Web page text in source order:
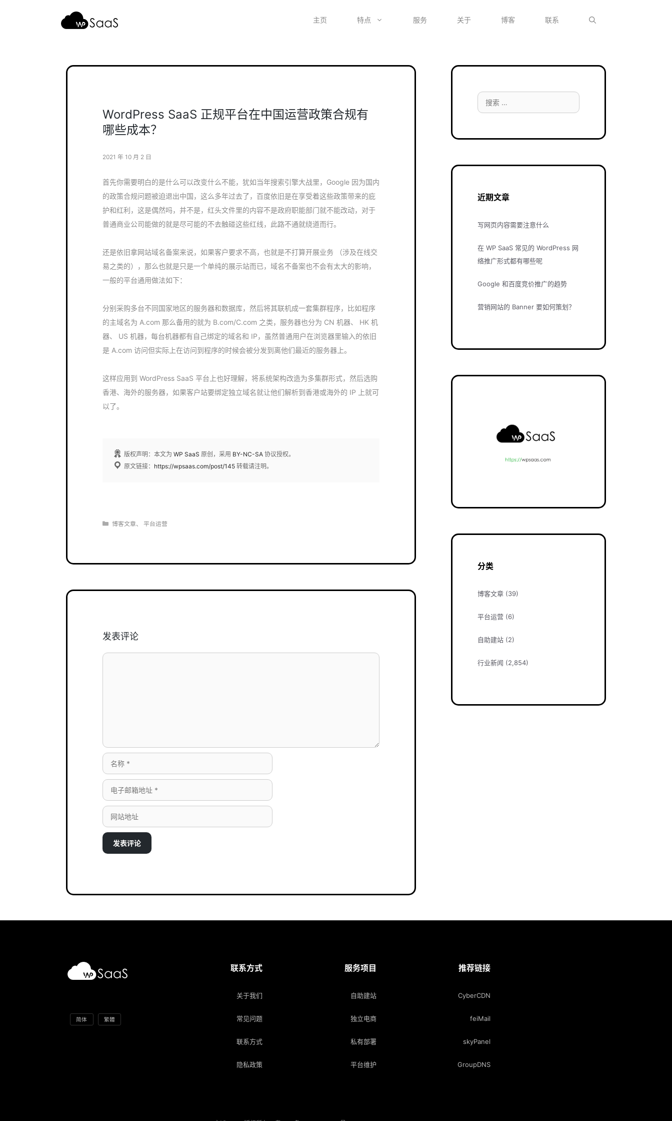
主页 特点 服务 关于 博客 联系
WordPress SaaS 正规平台在中国运营政策合规有
哪些成本？
2021 年 10 月 2 日
首先你需要明白的是什么可以改变什么不能，犹如当年搜索引擎大战里，Google 因为国内
的政策合规问题被迫退出中国，这么多年过去了，百度依旧是在享受着这些政策带来的庇
护和红利，这是偶然吗，并不是，红头文件里的内容不是政府职能部门就不能改动，对于
普通商业公司能做的就是尽可能的不去触碰这些红线，此路不通就绕道而行。
还是依旧拿网站域名备案来说，如果客户要求不高，也就是不打算开展业务 （涉及在线交
易之类的），那么也就是只是一个单纯的展示站而已，域名不备案也不会有太大的影响，
一般的平台通用做法如下：
分别采购多台不同国家地区的服务器和数据库，然后将其联机成一套集群程序，比如程序
的主域名为 A.com 那么备用的就为 B.com/C.com 之类，服务器也分为 CN 机器、 HK 机
器、 US 机器，每台机器都有自己绑定的域名和 IP，虽然普通用户在浏览器里输入的依旧
是 A.com 访问但实际上在访问到程序的时候会被分发到离他们最近的服务器上。
这样应用到 WordPress SaaS 平台上也好理解，将系统架构改造为多集群形式，然后选购
香港、海外的服务器，如果客户站要绑定独立域名就让他们解析到香港或海外的 IP 上就可
以了。
版权声明：本文为 WP SaaS 原创，采用 BY-NC-SA 协议授权。
原文链接： https://wpsaas.com/post/145 转载请注明。
分
博客文章、平台运营
发表评论
评
名
称
电
子
箱
址
网
站
址
搜
索：
近期文章
写网页内容需要注意什么
在 WP SaaS 常见的 WordPress 网
络推广形式都有哪些呢
Google 和百度竞价推广的趋势
营销网站的 Banner 要如何策划？
分类
博客文章 (39)
平台运营 (6)
自助建站 (2)
行业新闻 (2,854)
简体 繁體
联系方式
关于我们
常见问题
联系方式
隐私政策
服务项目
自助建站
独立电商
私有部署
平台维护
推荐链接
CyberCDN
feiMail
skyPanel
GroupDNS